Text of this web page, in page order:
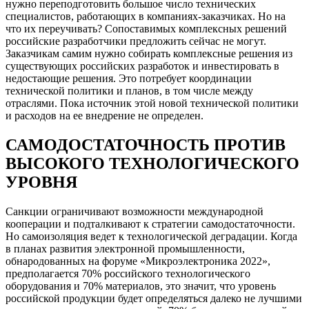
нужно переподготовить большое число технических
специалистов, работающих в компаниях-заказчиках. Но на
что их переучивать? Сопоставимых комплексных решений
российские разработчики предложить сейчас не могут.
Заказчикам самим нужно собирать комплексные решения из
существующих российских разработок и инвестировать в
недостающие решения. Это потребует координации
технической политики и планов, в том числе между
отраслями. Пока источник этой новой технической политики
и расходов на ее внедрение не определен.
САМОДОСТАТОЧНОСТЬ ПРОТИВ
ВЫСОКОГО ТЕХНОЛОГИЧЕСКОГО
УРОВНЯ
Санкции ограничивают возможности международной
кооперации и подталкивают к стратегии самодостаточности.
Но самоизоляция ведет к технологической деградации. Когда
в планах развития электронной промышленности,
обнародованных на форуме «Микроэлектроника 2022»,
предполагается 70% российского технологического
оборудования и 70% материалов, это значит, что уровень
российской продукции будет определяться далеко не лучшими